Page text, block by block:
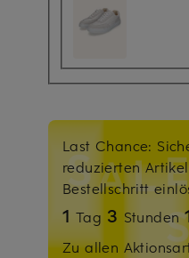
Last Chance:
reduzierten
Bestellschritt
1 Tag 3 Stunden
Zu allen